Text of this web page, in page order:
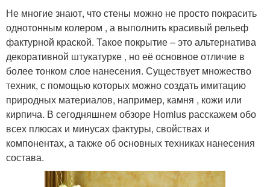
Не многие знают, что стены можно не просто покрасить
однотонным колером , а выполнить красивый рельеф
фактурной краской. Такое покрытие – это альтернатива
декоративной штукатурке , но её основное отличие в
более тонком слое нанесения. Существует множество
техник, с помощью которых можно создать имитацию
природных материалов, например, камня , кожи или
кирпича. В сегодняшнем обзоре Homius расскажем обо
всех плюсах и минусах фактуры, свойствах и
компонентах, а также об основных техниках нанесения
состава.